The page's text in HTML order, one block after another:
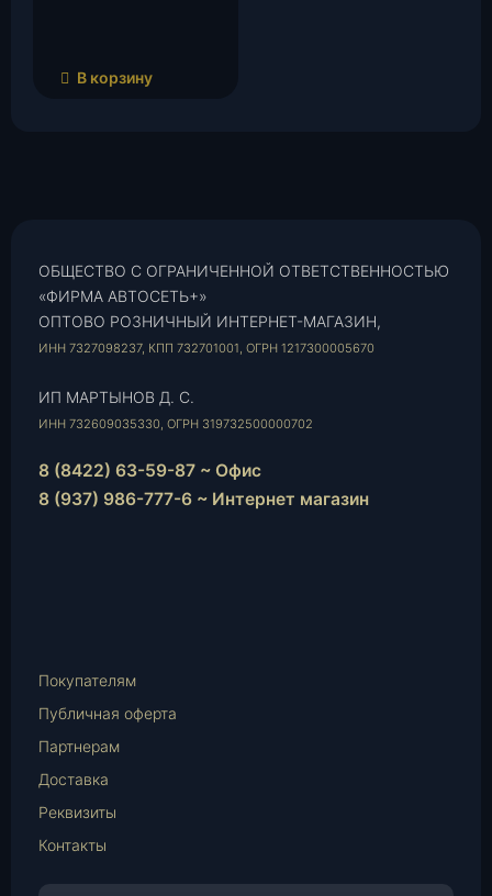
В корзину
ОБЩЕСТВО С ОГРАНИЧЕННОЙ ОТВЕТСТВЕННОСТЬЮ
«ФИРМА АВТОСЕТЬ+»
ОПТОВО РОЗНИЧНЫЙ ИНТЕРНЕТ-МАГАЗИН,
ИНН 7327098237, КПП 732701001, ОГРН 1217300005670
ИП МАРТЫНОВ Д. С.
ИНН 732609035330, ОГРН 319732500000702
8 (8422) 63-59-87 ~ Офис
8 (937) 986-777-6 ~ Интернет магазин
Mail
Покупателям
Публичная оферта
Партнерам
Доставка
Реквизиты
Контакты